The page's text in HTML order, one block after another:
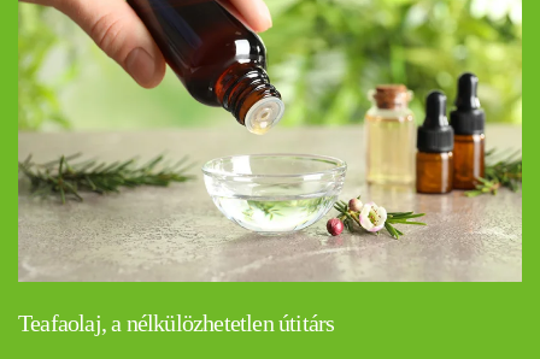
Teafaolaj, a nélkülözhetetlen útitárs